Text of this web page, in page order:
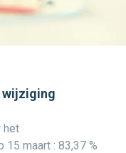
wijziging
het
maart : 83,37 %